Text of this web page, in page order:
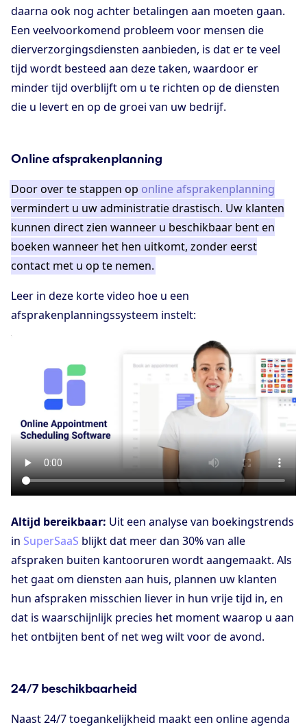
daarna ook nog achter betalingen aan moeten gaan.
Een veelvoorkomend probleem voor mensen die
dierverzorgingsdiensten aanbieden, is dat er te veel
tijd wordt besteed aan deze taken, waardoor er
minder tijd overblijft om u te richten op de diensten
die u levert en op de groei van uw bedrijf.
Online afsprakenplanning
Door over te stappen op online afsprakenplanning
vermindert u uw administratie drastisch. Uw klanten
kunnen direct zien wanneer u beschikbaar bent en
boeken wanneer het hen uitkomt, zonder eerst
contact met u op te nemen.
Leer in deze korte video hoe u een
afsprakenplanningssysteem instelt:
Altijd bereikbaar: Uit een analyse van boekingstrends
in SuperSaaS blijkt dat meer dan 30% van alle
afspraken buiten kantooruren wordt aangemaakt. Als
het gaat om diensten aan huis, plannen uw klanten
hun afspraken misschien liever in hun vrije tijd in, en
dat is waarschijnlijk precies het moment waarop u aan
het ontbijten bent of net weg wilt voor de avond.
24/7 beschikbaarheid
Naast 24/7 toegankelijkheid maakt een online agenda